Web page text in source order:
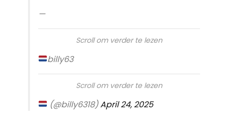
—
Scroll om verder te lezen
billy63
Scroll om verder te lezen
(@billy6318)April 24, 2025